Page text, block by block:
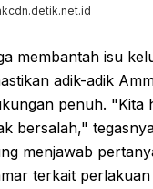
membantah isu
adik-adik
penuh. "Kita
bersalah,"
menjawab
terkait